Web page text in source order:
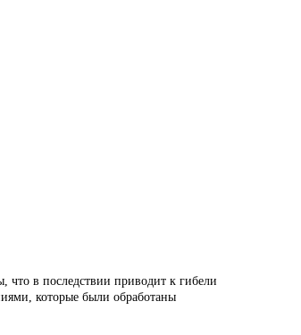
что в последствии приводит к гибели
которые были обработаны